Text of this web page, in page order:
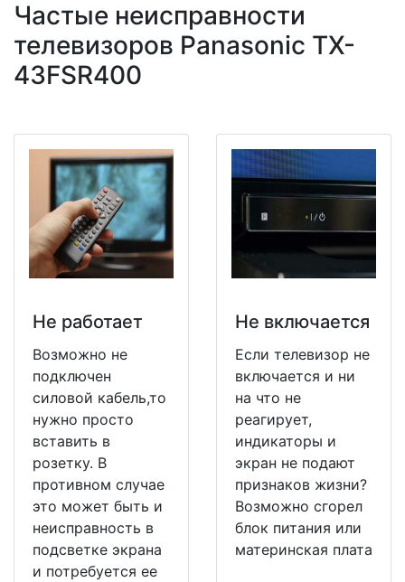
Частые неисправности
телевизоров Panasonic TX-
43FSR400
Не работает
Возможно не
подключен
силовой кабель,то
нужно просто
вставить в
розетку. В
противном случае
это может быть и
неисправность в
подсветке экрана
и потребуется ее
Не включается
Если телевизор не
включается и ни
на что не
реагирует,
индикаторы и
экран не подают
признаков жизни?
Возможно сгорел
блок питания или
материнская плата